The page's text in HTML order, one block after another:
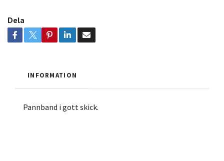
Dela
INFORMATION
Pannband i gott skick.